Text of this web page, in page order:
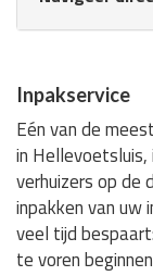
Inpakservice
Eén van de
in Hellevoetsluis,
verhuizers op de
inpakken van uw
veel tijd
te voren